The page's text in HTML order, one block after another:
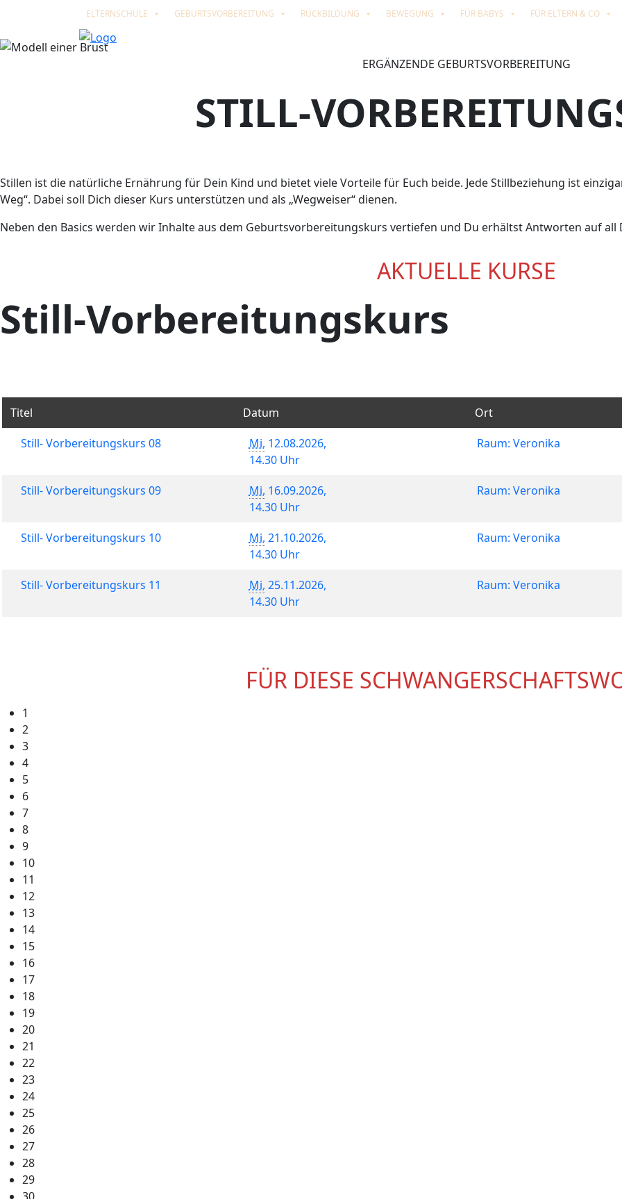
ELTERNSCHULE GEBURTSVORBEREITUNG RÜCKBILDUNG BEWEGUNG FÜR BABYS FÜR ELTERN & CO
ERGÄNZENDE GEBURTSVORBEREITUNG
STILL-
Stillen ist die natürliche Ernährung für Dein Kind und bietet viele Vorteile für Euch beide. Jede Stillbeziehung ist
Weg“. Dabei soll Dich dieser Kurs unterstützen und als „Wegweiser“ dienen.
Neben den Basics werden wir Inhalte aus dem Geburtsvorbereitungskurs vertiefen und Du erhältst Antworten auf all
AKTUELLE KURSE
Still-Vorbereitungskurs
Titel Datum Ort
Still- Vorbereitungskurs 08
Mi. 12.08.2026,
14.30 Uhr
Raum: Veronika
Still- Vorbereitungskurs 09 Mi. 16.09.2026,
14.30 Uhr
Raum: Veronika
Still- Vorbereitungskurs 10 Mi. 21.10.2026,
14.30 Uhr
Raum: Veronika
Still- Vorbereitungskurs 11 Mi. 25.11.2026,
14.30 Uhr
Raum: Veronika
FÜR DIESE
1
2
3
4
5
6
7
8
9
10
11
12
13
14
15
16
17
18
19
20
21
22
23
24
25
26
27
28
29